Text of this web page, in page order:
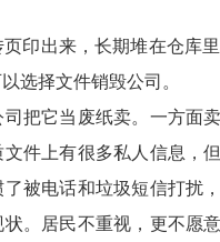
印出来，长期堆在仓库
选择文件销毁公司。
把它当废纸卖。一方面
件上有很多私人信息，
被电话和垃圾短信打扰
。居民不重视，更不愿